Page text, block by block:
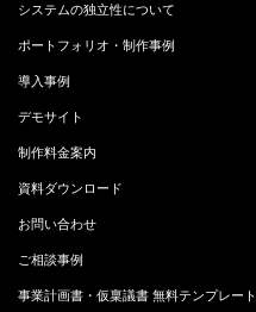
システムの独立性について
ポートフォリオ・制作事例
導入事例
デモサイト
制作料金案内
資料ダウンロード
お問い合わせ
ご相談事例
事業計画書・仮稟議書 無料テンプレート